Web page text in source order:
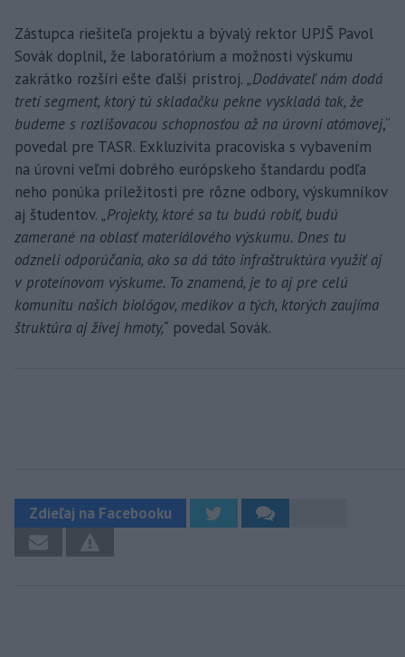
Zástupca riešiteľa projektu a bývalý rektor UPJŠ Pavol
Sovák doplnil, že laboratórium a možnosti výskumu
zakrátko rozšíri ešte ďalší prístroj. „Dodávateľ nám dodá
tretí segment, ktorý tú skladačku pekne vyskladá tak, že
budeme s rozlišovacou schopnosťou až na úrovni atómovej,“
povedal pre TASR. Exkluzivita pracoviska s vybavením
na úrovni veľmi dobrého európskeho štandardu podľa
neho ponúka príležitosti pre rôzne odbory, výskumníkov
aj študentov. „Projekty, ktoré sa tu budú robiť, budú
zamerané na oblasť materiálového výskumu. Dnes tu
odzneli odporúčania, ako sa dá táto infraštruktúra využiť aj
v proteínovom výskume. To znamená, je to aj pre celú
komunitu našich biológov, medikov a tých, ktorých zaujíma
štruktúra aj živej hmoty,“ povedal Sovák.
Zdieľaj na Facebooku